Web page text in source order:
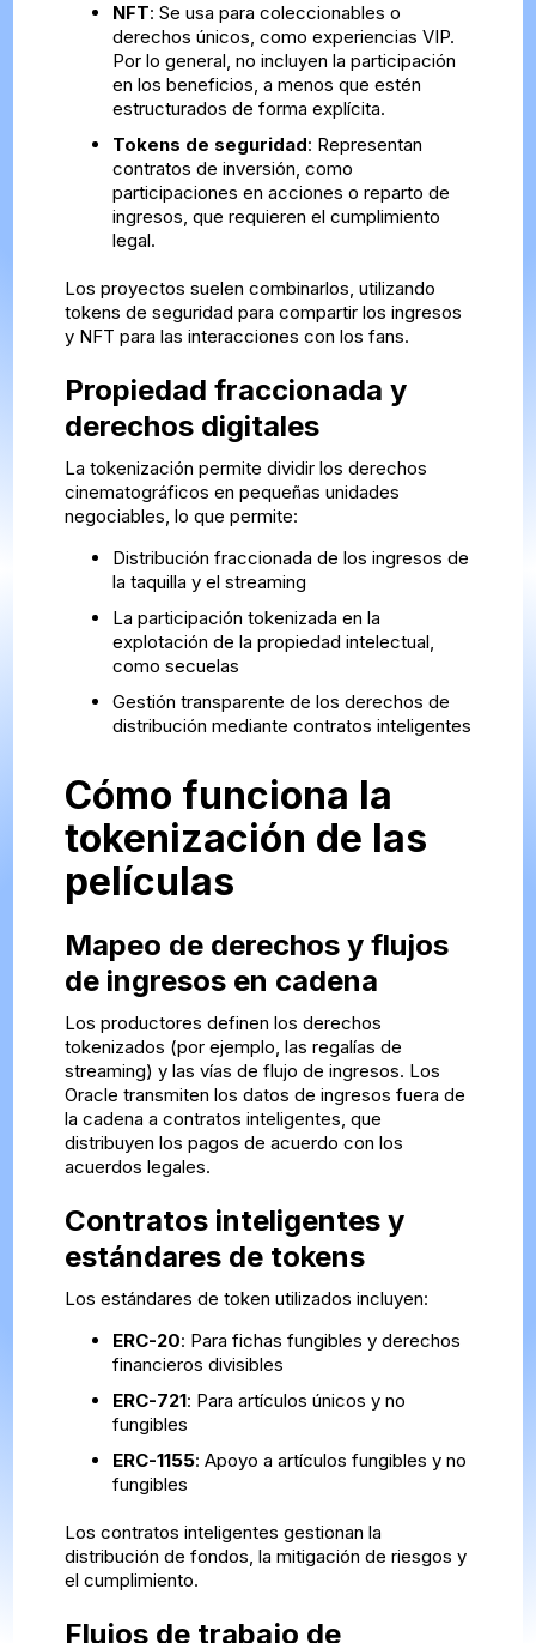
NFT: Se usa para coleccionables o
derechos únicos, como experiencias VIP.
Por lo general, no incluyen la participación
en los beneficios, a menos que estén
estructurados de forma explícita.
Tokens de seguridad: Representan
contratos de inversión, como
participaciones en acciones o reparto de
ingresos, que requieren el cumplimiento
legal.
Los proyectos suelen combinarlos, utilizando
tokens de seguridad para compartir los ingresos
y NFT para las interacciones con los fans.
Propiedad fraccionada y
derechos digitales
La tokenización permite dividir los derechos
cinematográficos en pequeñas unidades
negociables, lo que permite:
Distribución fraccionada de los ingresos de
la taquilla y el streaming
La participación tokenizada en la
explotación de la propiedad intelectual,
como secuelas
Gestión transparente de los derechos de
distribución mediante contratos inteligentes
Cómo funciona la
tokenización de las
películas
Mapeo de derechos y flujos
de ingresos en cadena
Los productores definen los derechos
tokenizados (por ejemplo, las regalías de
streaming) y las vías de flujo de ingresos. Los
Oracle transmiten los datos de ingresos fuera de
la cadena a contratos inteligentes, que
distribuyen los pagos de acuerdo con los
acuerdos legales.
Contratos inteligentes y
estándares de tokens
Los estándares de token utilizados incluyen:
ERC-20: Para fichas fungibles y derechos
financieros divisibles
ERC-721: Para artículos únicos y no
fungibles
ERC-1155: Apoyo a artículos fungibles y no
fungibles
Los contratos inteligentes gestionan la
distribución de fondos, la mitigación de riesgos y
el cumplimiento.
Flujos de trabajo de